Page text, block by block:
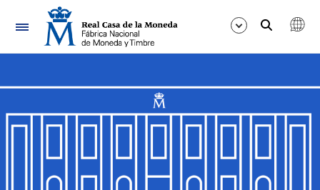
Navigation
Show/Hide
Show/Hide